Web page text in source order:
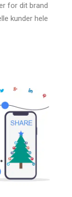
for dit brand
kunder hele